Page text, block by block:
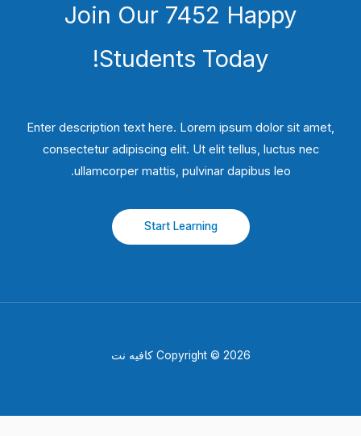
Join Our 7452 Happy
Students​ Today!
Enter description text here. Lorem ipsum dolor sit amet,
consectetur adipiscing elit. Ut elit tellus, luctus nec
ullamcorper mattis, pulvinar dapibus leo.​
Start Learning
Copyright © 2026 كافيه نت